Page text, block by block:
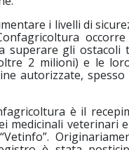
i livelli di
superare gli ostacoli
2 milioni) e le
autorizzate,
è il
medicinali veterinari